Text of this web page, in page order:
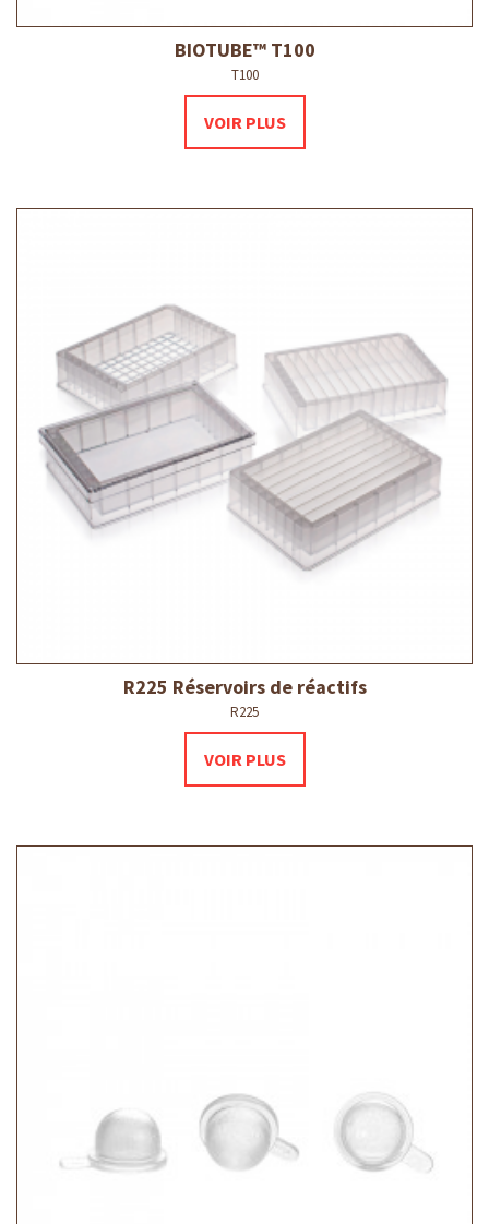
BIOTUBE™ T100
T100
VOIR PLUS
R225 Réservoirs de réactifs
R225
VOIR PLUS